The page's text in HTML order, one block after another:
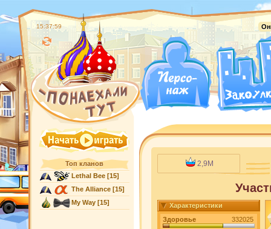
15:38:00
Топ кланов
Lethal Bee[15]
The Alliance[15]
My Way[15]
2,9M
Характеристики
Здоровье
332025